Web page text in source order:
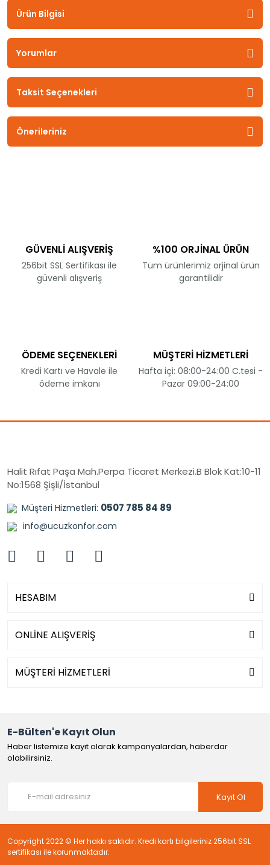
Ürün Bilgisi
Yorumlar
Taksit Seçenekleri
Önerileriniz
GÜVENLİ ALIŞVERİŞ
256bit SSL Sertifikası ile
güvenli alışveriş
%100 ORJİNAL ÜRÜN
Tüm ürünlerimiz orjinal ürün
garantilidir
ÖDEME SEÇENEKLERİ
Kredi Kartı ve Havale ile
ödeme imkanı
MÜŞTERİ HİZMETLERİ
Hafta içi: 08:00-24:00 C.tesi -
Pazar 09:00-24:00
Halit Rıfat Paşa Mah.Perpa Ticaret Merkezi.B Blok Kat:10-11
No:1568 Şişli/İstanbul
Müşteri Hizmetleri: 0507 785 84 89
info@ucuzkonfor.com
HESABIM
ONLİNE ALIŞVERİŞ
MÜŞTERİ HİZMETLERİ
E-Bülten'e Kayıt Olun
Haber listemize kayıt olarak kampanyalardan, haberdar
olabilirsiniz.
Kayıt Ol
Copyright 2022 © Her hakkı saklıdır. Kredi kartı bilgileriniz 256bit SSL
sertifikası ile korunmaktadır.